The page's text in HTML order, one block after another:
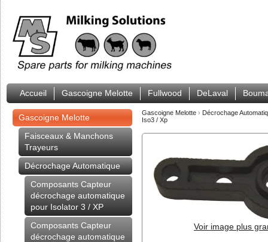
Accueil Gascoigne Melotte Fullwood DeLaval
Gascoigne Melotte
Faisceaux & Manchons
Trayeurs
Décrochage Automatique
Composants Capteur
décrochage automatique
pour Isolator 3 / XP
Composants Capteur
décrochage automatique
Gascoigne Melotte › Décrochage
Iso3 / Xp
Voir image plus